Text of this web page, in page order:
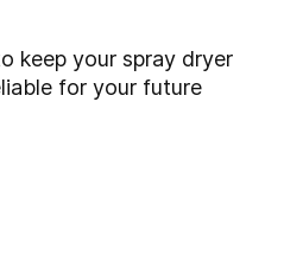
keep your spray dryer
for your future